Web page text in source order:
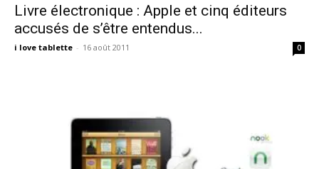
Livre électronique : Apple et cinq éditeurs
accusés de s’être entendus...
i love tablette - 16 août 2011 0